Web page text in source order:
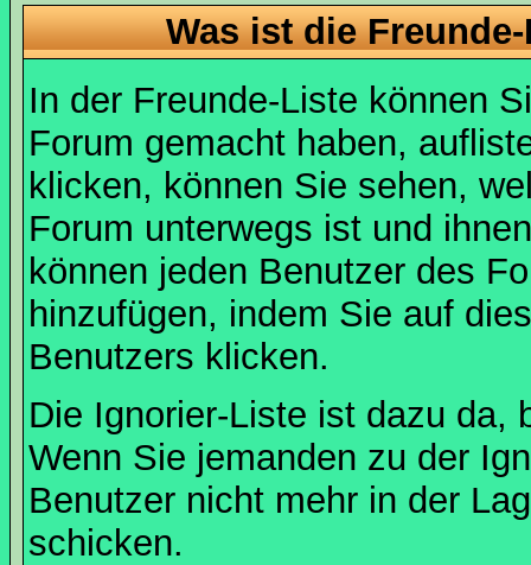
Was ist die
In der Freunde-Liste können
Forum gemacht haben,
klicken, können Sie sehen,
Forum unterwegs ist und
können jeden Benutzer des
hinzufügen, indem Sie auf
Benutzers klicken.
Die Ignorier-Liste ist dazu da,
Wenn Sie jemanden zu der
Benutzer nicht mehr in der
schicken.